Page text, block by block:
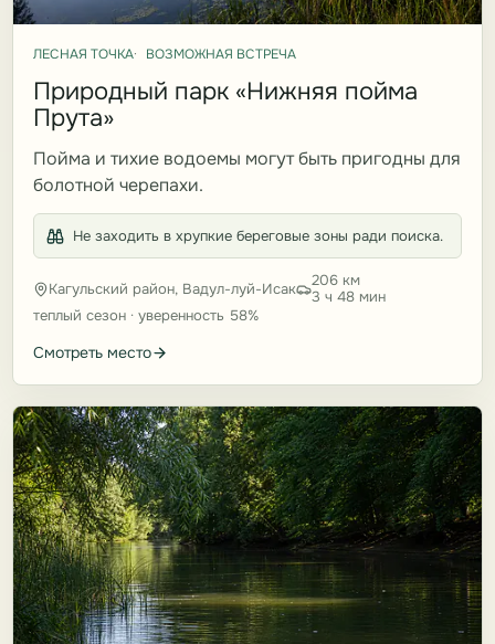
ЛЕСНАЯ ТОЧКА ВОЗМОЖНАЯ ВСТРЕЧА
Природный парк «Нижняя пойма
Прута»
Пойма и тихие водоемы могут быть пригодны для
болотной черепахи.
Не заходить в хрупкие береговые зоны ради поиска.
Кагульский район, Вадул-луй-Исак
206 км
3 ч 48 мин
теплый сезон · уверенность 58%
Смотреть место